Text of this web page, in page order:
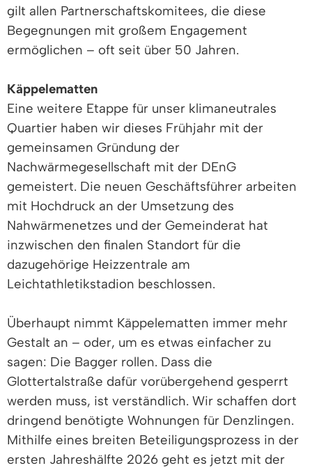
gilt allen Partnerschaftskomitees, die diese
Begegnungen mit großem Engagement
ermöglichen – oft seit über 50 Jahren.
Käppelematten
Eine weitere Etappe für unser klimaneutrales
Quartier haben wir dieses Frühjahr mit der
gemeinsamen Gründung der
Nachwärmegesellschaft mit der DEnG
gemeistert. Die neuen Geschäftsführer arbeiten
mit Hochdruck an der Umsetzung des
Nahwärmenetzes und der Gemeinderat hat
inzwischen den finalen Standort für die
dazugehörige Heizzentrale am
Leichtathletikstadion beschlossen.
Überhaupt nimmt Käppelematten immer mehr
Gestalt an – oder, um es etwas einfacher zu
sagen: Die Bagger rollen. Dass die
Glottertalstraße dafür vorübergehend gesperrt
werden muss, ist verständlich. Wir schaffen dort
dringend benötigte Wohnungen für Denzlingen.
Mithilfe eines breiten Beteiligungsprozess in der
ersten Jahreshälfte 2026 geht es jetzt mit der